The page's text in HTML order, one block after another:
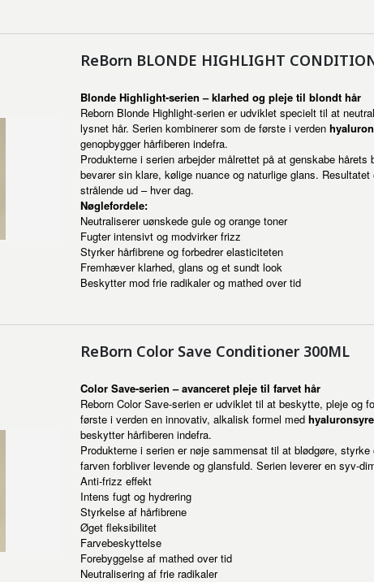
ReBorn BLONDE HIGHLIGHT
Blonde Highlight-serien – klarhed og pleje til blondt hår
Reborn Blonde Highlight-serien er udviklet specielt til at
lysnet hår. Serien kombinerer som de første i verden
genopbygger hårfiberen indefra.
Produkterne i serien arbejder målrettet på at genskabe
bevarer sin klare, kølige nuance og naturlige glans.
strålende ud – hver dag.
Nøglefordele:
Neutraliserer uønskede gule og orange toner
Fugter intensivt og modvirker frizz
Styrker hårfibrene og forbedrer elasticiteten
Fremhæver klarhed, glans og et sundt look
Beskytter mod frie radikaler og mathed over tid
ReBorn Color Save Conditioner 300ML
Color Save-serien – avanceret pleje til farvet hår
Reborn Color Save-serien er udviklet til at beskytte, pleje og
første i verden en innovativ, alkalisk formel med hyaluronsyre
beskytter hårfiberen indefra.
Produkterne i serien er nøje sammensat til at blødgøre,
farven forbliver levende og glansfuld. Serien leverer en syv-
Anti-frizz effekt
Intens fugt og hydrering
Styrkelse af hårfibrene
Øget fleksibilitet
Farvebeskyttelse
Forebyggelse af mathed over tid
Neutralisering af frie radikaler